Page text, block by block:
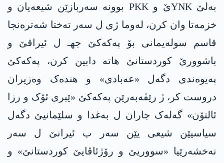
بەلێ YNKێ و PKK بوونە سەربازێن شیعه‌یان و
خزمەتا وان کرن، لەوما ژی ل سەر تەختا شەترەنجا
قاسم سوله‌یمانی بۆ پەکەکێ جهـ ل ئیراقێ و
باشوورێ کوردستانێ ھاتە دابین کرن، پەکەکێ
پەیوەندی دگەل «عه‌بادی» و ھندەک وەزیران
دروست کر، ژ رێڤەبەرێن پەکەکێ «ێبری ئۆک و رزا
ئالتۆن» گەلەک جاران ل بەغدا و سلێمانیێ دگەل
سیاسیێن شیعی یێن سەر ب ئیرانێ ل سەر
نەخشەرێیا «سووریێ و رۆژئاڤایێ کوردستانێ» و